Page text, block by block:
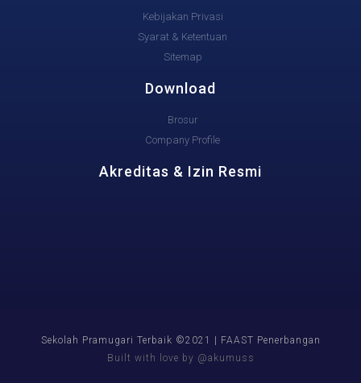
Kebijakan Privasi
Syarat & Ketentuan
Sitemap
Download
Brosur
Company Profile
Akreditas & Izin Resmi
Sekolah Pramugari Terbaik ©2021 | FAAST Penerbangan
Built with love by @akumuss